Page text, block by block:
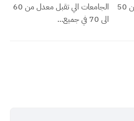
الجامعات الي تقبل معدل من 50
الجامعات الي تقبل معدل من 60
الى 70 في جميع...